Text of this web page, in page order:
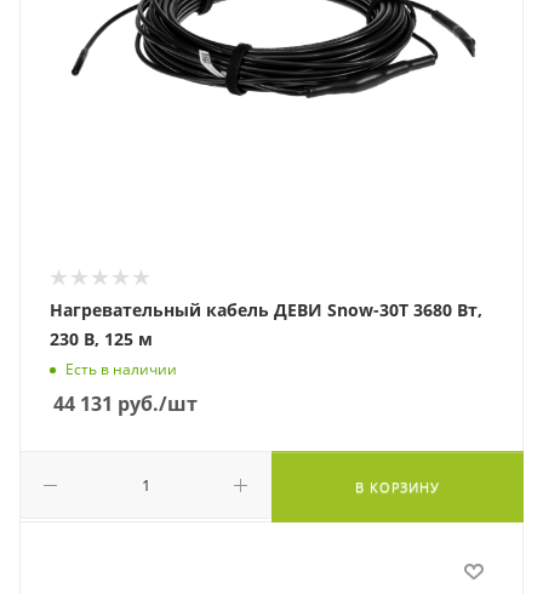
Нагревательный кабель ДЕВИ Snow-30T 3680 Вт,
230 В, 125 м
Есть в наличии
44 131 руб./шт
В КОРЗИНУ